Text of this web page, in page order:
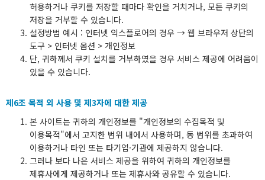
허용하거나 쿠키를 저장할 때마다 확인을 거치거나, 모든 쿠키의
저장을 거부할 수 있습니다.
설정방법 예시 : 인터넷 익스플로어의 경우 → 웹 브라우저 상단의
도구 > 인터넷 옵션 > 개인정보
단, 귀하께서 쿠키 설치를 거부하였을 경우 서비스 제공에 어려움이
있을 수 있습니다.
제6조 목적 외 사용 및 제3자에 대한 제공
본 사이트는 귀하의 개인정보를 "개인정보의 수집목적 및
이용목적"에서 고지한 범위 내에서 사용하며, 동 범위를 초과하여
이용하거나 타인 또는 타기업·기관에 제공하지 않습니다.
그러나 보다 나은 서비스 제공을 위하여 귀하의 개인정보를
제휴사에게 제공하거나 또는 제휴사와 공유할 수 있습니다.